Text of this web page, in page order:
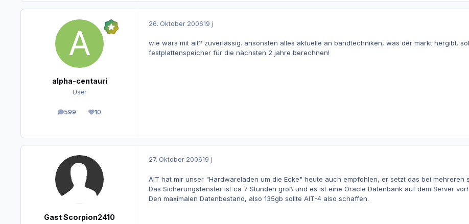
alpha-centauri
User
599
Beiträge 10
Reputation
26. Oktober 200619 j
wie wärs mit ait? zuverlässig. ansonsten alles aktuelle an bandtechniken, was der markt hergibt.
festplattenspeicher für die nächsten 2 jahre berechnen!
Gast Scorpion2410
27. Oktober 200619 j
AIT hat mir unser "Hardwareladen um die Ecke" heute auch empfohlen, er setzt das bei
Das Sicherungsfenster ist ca 7 Stunden groß und es ist eine Oracle Datenbank auf dem Server
Den maximalen Datenbestand, also 135gb sollte AIT-4 also schaffen.